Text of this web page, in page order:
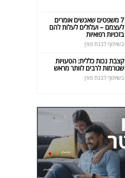
7 משפטים שאנשים אומרים
לעצמם – ועלולים לעלות להם
בזכויות רפואיות
בשיתוף לבנת פורן
קצבת נכות כללית: הטעויות
שגורמות לרבים לוותר מראש
בשיתוף לבנת פורן